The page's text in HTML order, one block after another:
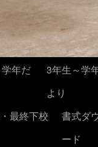
年だ
3年生～学
より
最終下校
書式ダ
ード